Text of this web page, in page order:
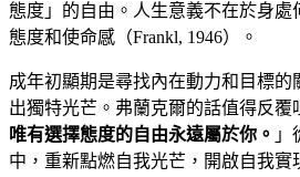
態度」的自由。人生意義不在於身處
態度和使命感（Frankl, 1946）。
成年初顯期是尋找內在動力和目標
出獨特光芒。弗蘭克爾的話值得反覆
唯有選擇態度的自由永遠屬於你。 」
中，重新點燃自我光芒，開啟自我實